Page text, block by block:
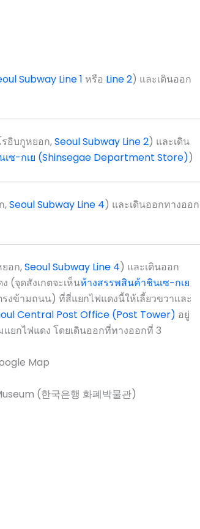
Subway Line 1 หรือ Line 2) และเดินออก
อิบกูหยอก,Seoul Subway Line 2) และเดิน
ซ-กเย (Shinsegae Department Store))
,Seoul Subway Line 4) และเดินออกทางออก
อก,Seoul Subway Line 4) และเดินออก
(จุดสังเกตจะเห็นห้างสรรพสินค้าชินเซ-กเย
รงข้ามถนน) ที่สี่แยกไฟแดงนี้ให้เลี้ยวขวาและ
Central Post Office (Post Tower) อยู่
ยกไฟแดง โดยเดินออกที่ทางออกที่ 3
Map
(한국은행 화폐박물관)